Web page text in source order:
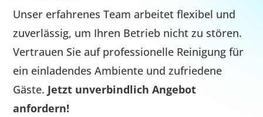
Unser erfahrenes Team arbeitet flexibel und
zuverlässig, um Ihren Betrieb nicht zu stören.
Vertrauen Sie auf professionelle Reinigung für
ein einladendes Ambiente und zufriedene
Gäste. Jetzt unverbindlich Angebot
anfordern!